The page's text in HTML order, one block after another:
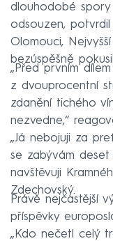
dlouhodobé
odsouzen,
Olomouci,
bezúspěšně
„Před prvním
z dvouprocentní
zdanění tichého
nezvedne,“
„Já nebojuji za
se zabývám
navštěvuji
Zdechovský.
Právě nejčastější
příspěvky
„Kdo nečetl celý